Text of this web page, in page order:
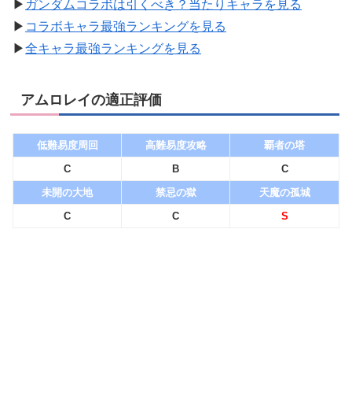
▶︎ ガンダムコラボは引くべき？当たりキャラを見る
▶︎ コラボキャラ最強ランキングを見る
▶︎全キャラ最強ランキングを見る
アムロレイの適正評価
低難易度周回 高難易度攻略
覇者の塔
C
B
C
未開の大地
禁忌の獄
天魔の孤城
C
C S